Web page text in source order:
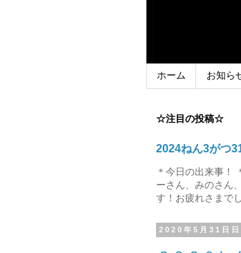
ホーム お知ら
☆注目の投稿☆
2024ねん3がつ
＊今日の出来事！
ーさん、みのさん
す！お疲れさまで
2020年5月31日日